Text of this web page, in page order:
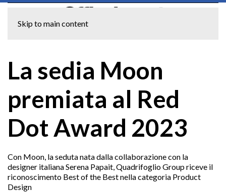
Skip to main content
La sedia Moon
premiata al Red
Dot Award 2023
Con Moon, la seduta nata dalla collaborazione con la
designer italiana Serena Papait, Quadrifoglio Group riceve il
riconoscimento Best of the Best nella categoria Product
Design